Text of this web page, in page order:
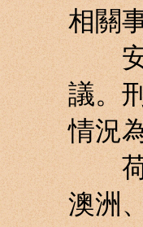
相關
安樂
議。
情況
荷蘭
澳洲